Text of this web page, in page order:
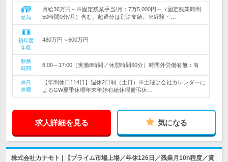
給与
月給36万円～※固定残業手当/月：7万5,000円～（固定残業時間
50時間0分/月）含む。超過分は別途支給。※経験・…
初年度
年収
480万円～600万円
勤務
時間
8:00～17:00（実働8時間／休憩時間60分）時間外労働有無：有
休日
休暇
【年間休日114日】週休2日制（土日）※土曜は会社カレンダーに
よるGW夏季休暇年末年始有給休暇慶弔休…
求人詳細を見る 気になる
株式会社カナモト | 【プライム市場上場／年休126日／残業月10h程度／賞